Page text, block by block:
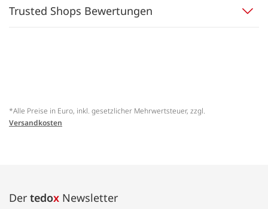
Trusted Shops Bewertungen
*Alle Preise in Euro, inkl. gesetzlicher Mehrwertsteuer, zzgl.
Versandkosten
Der tedox Newsletter